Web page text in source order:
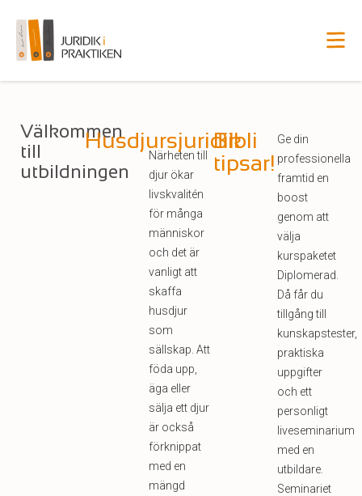
Välkommen
till
utbildningen
Husdjursjuridik
Närheten till
djur ökar
livskvalitén
för många
människor
och det är
vanligt att
skaffa
husdjur
som
sällskap. Att
föda upp,
äga eller
sälja ett djur
är också
förknippat
med en
mängd
Bibli
tipsar!
Ge din
professionella
framtid en
boost
genom att
välja
kurspaketet
Diplomerad.
Då får du
tillgång till
kunskapstester,
praktiska
uppgifter
och ett
personligt
liveseminarium
med en
utbildare.
Seminariet